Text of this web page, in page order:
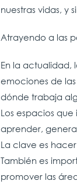
nuestras vidas, y
Atrayendo a las
En la actualidad,
emociones de
dónde trabaja
Los espacios
aprender,
La clave es
También es
promover las